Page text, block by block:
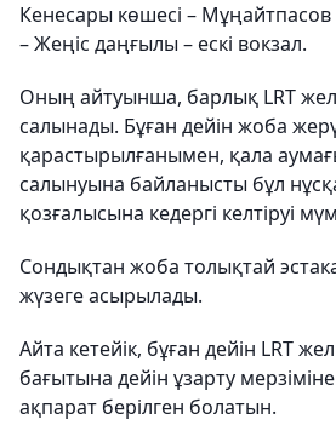
Кенесары көшесі –
– Жеңіс даңғылы – ескі вокзал.
Оның айтуынша, барлық LRT
салынады. Бұған дейін жоба
қарастырылғанымен, қала
салынуына байланысты бұл
қозғалысына кедергі келтіруі
Сондықтан жоба толықтай
жүзеге асырылады.
Айта кетейік, бұған дейін LRT
бағытына дейін ұзарту
ақпарат берілген болатын.